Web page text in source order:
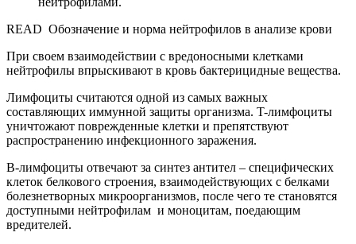
READ Обозначение и норма нейтрофилов в анализе крови
При своем взаимодействии с вредоносными клетками
нейтрофилы впрыскивают в кровь бактерицидные вещества.
Лимфоциты считаются одной из самых важных
составляющих иммунной защиты организма. T-лимфоциты
уничтожают поврежденные клетки и препятствуют
распространению инфекционного заражения.
B-лимфоциты отвечают за синтез антител – специфических
клеток белкового строения, взаимодействующих с белками
болезнетворных микроорганизмов, после чего те становятся
доступными нейтрофилам и моноцитам, поедающим
вредителей.